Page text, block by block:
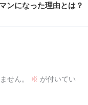
マンになった理由とは？
せん。 ※ が付いてい